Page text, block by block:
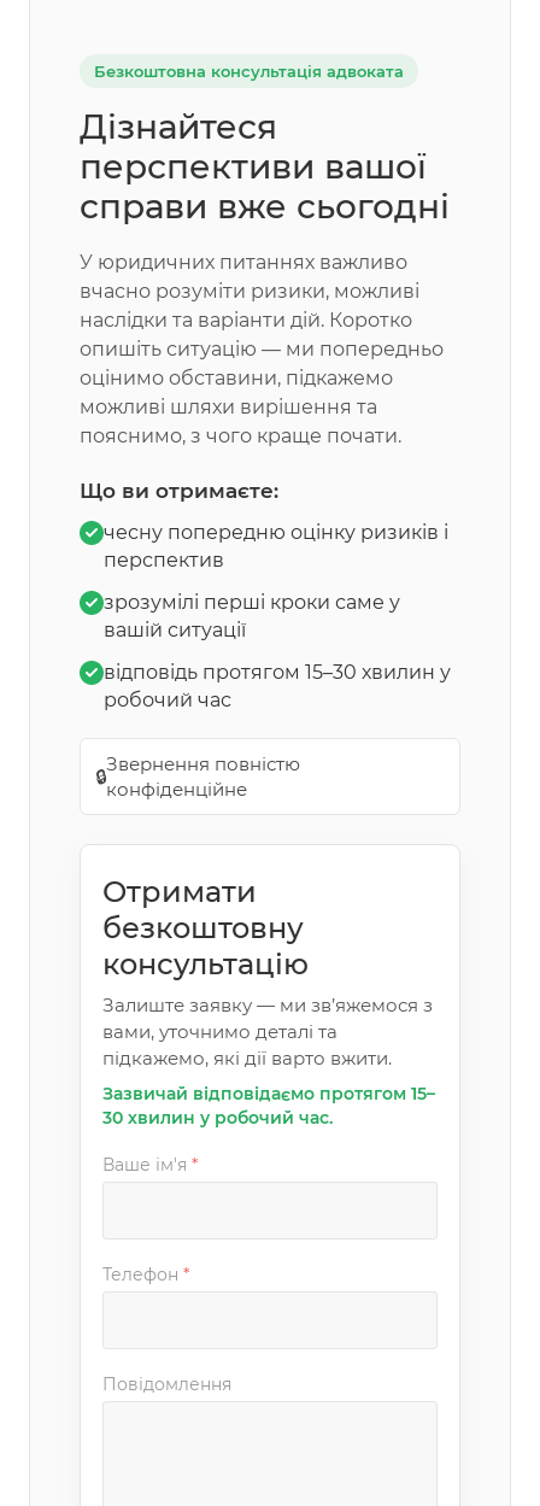
Безкоштовна консультація адвоката
Дізнайтеся
перспективи вашої
справи вже сьогодні
У юридичних питаннях важливо
вчасно розуміти ризики, можливі
наслідки та варіанти дій. Коротко
опишіть ситуацію — ми попередньо
оцінимо обставини, підкажемо
можливі шляхи вирішення та
пояснимо, з чого краще почати.
Що ви отримаєте:
чесну попередню оцінку ризиків і
перспектив
зрозумілі перші кроки саме у
вашій ситуації
відповідь протягом 15–30 хвилин у
робочий час
🔒
Звернення повністю
конфіденційне
Отримати
безкоштовну
консультацію
Залиште заявку — ми зв’яжемося з
вами, уточнимо деталі та
підкажемо, які дії варто вжити.
Зазвичай відповідаємо протягом 15–
30 хвилин у робочий час.
Ваше ім'я *
Телефон *
Повідомлення